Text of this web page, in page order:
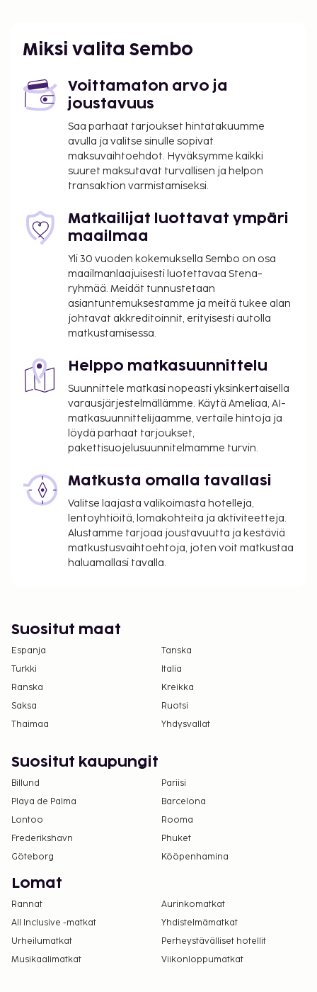
Miksi valita Sembo
Voittamaton arvo ja
joustavuus
Saa parhaat tarjoukset hintatakuumme
avulla ja valitse sinulle sopivat
maksuvaihtoehdot. Hyväksymme kaikki
suuret maksutavat turvallisen ja helpon
transaktion varmistamiseksi.
Matkailijat luottavat ympäri
maailmaa
Yli 30 vuoden kokemuksella Sembo on osa
maailmanlaajuisesti luotettavaa Stena-
ryhmää. Meidät tunnustetaan
asiantuntemuksestamme ja meitä tukee alan
johtavat akkreditoinnit, erityisesti autolla
matkustamisessa.
Helppo matkasuunnittelu
Suunnittele matkasi nopeasti yksinkertaisella
varausjärjestelmällämme. Käytä Ameliaa, AI-
matkasuunnittelijaamme, vertaile hintoja ja
löydä parhaat tarjoukset,
pakettisuojelusuunnitelmamme turvin.
Matkusta omalla tavallasi
Valitse laajasta valikoimasta hotelleja,
lentoyhtiöitä, lomakohteita ja aktiviteetteja.
Alustamme tarjoaa joustavuutta ja kestäviä
matkustusvaihtoehtoja, joten voit matkustaa
haluamallasi tavalla.
Suositut maat
Espanja
Tanska
Turkki
Italia
Ranska
Kreikka
Saksa
Ruotsi
Thaimaa
Yhdysvallat
Suositut kaupungit
Billund
Pariisi
Playa de Palma
Barcelona
Lontoo
Rooma
Frederikshavn
Phuket
Göteborg
Kööpenhamina
Lomat
Rannat
Aurinkomatkat
All Inclusive -matkat
Yhdistelmämatkat
Urheilumatkat
Perheystävälliset hotellit
Musikaalimatkat
Viikonloppumatkat